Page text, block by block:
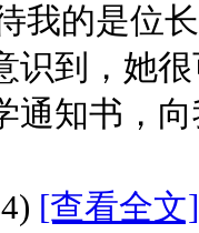
我的是位
识到，她
通知书，
[查看全文]